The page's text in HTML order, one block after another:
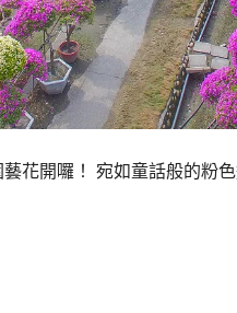
花開囉！ 宛如童話般的粉